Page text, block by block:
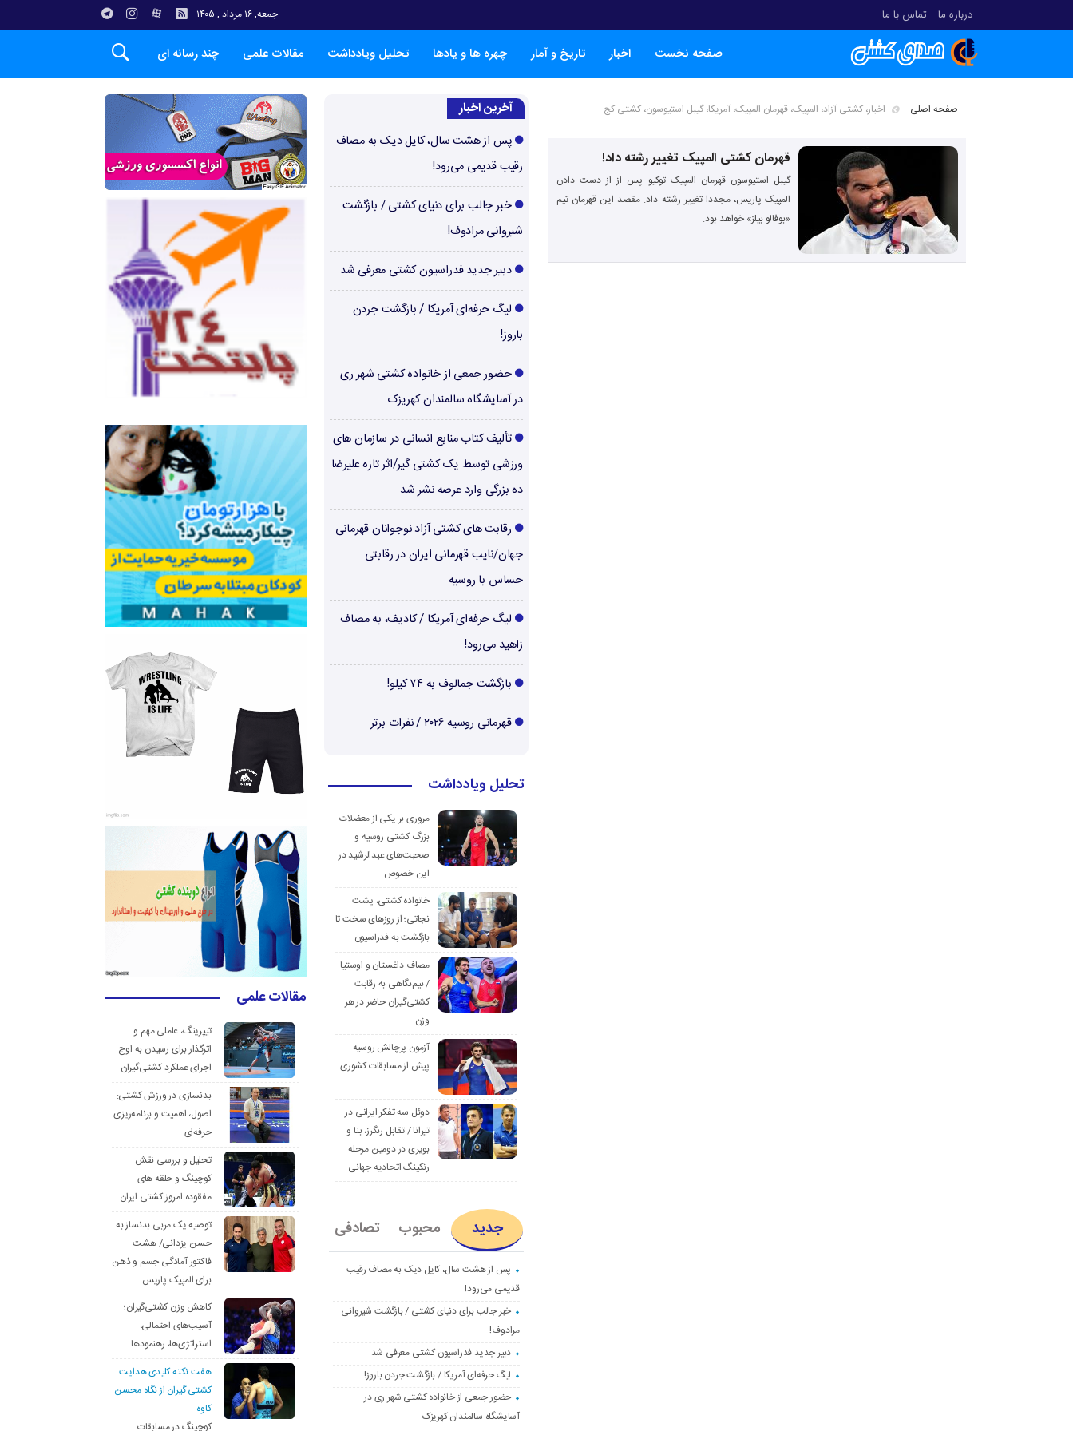
درباره ما تماس با ما جمعه, ۱۶ مرداد , ۱۴۰۵
صفحه نخست اخبار تاریخ و آمار چهره ها و یادها تحلیل ویادداشت مقالات علمی چند رسانه ای
صفحه اصلی اخبار، کشتی آزاد، المپیک، قهرمان المپیک، آمریکا، گیبل استیوسون، کشتی کج
قهرمان کشتی المپیک تغییر رشته داد!
گیبل استیوسون قهرمان المپیک توکیو پس از از دست دادن
المپیک پاریس، مجددا تغییر رشته داد. مقصد این قهرمان تیم
«بوفالو بیلز» خواهد بود.
آخرین اخبار
پس از هشت سال، کایل دیک به مصاف
رقیب قدیمی می‌رود!
خبر جالب برای دنیای کشتی / بازگشت
شیروانی مرادوف!
دبیر جدید فدراسیون کشتی معرفی شد
لیگ حرفه‌ای آمریکا / بازگشت جردن
باروز!
حضور جمعی از خانواده کشتی شهر ری
در آسایشگاه سالمندان کهریزک
تألیف کتاب منابع انسانی در سازمان های
ورزشی توسط یک کشتی گیر/اثر تازه علیرضا
ده بزرگی وارد عرصه نشر شد
رقابت های کشتی آزاد نوجوانان قهرمانی
جهان/نایب قهرمانی ایران در رقابتی
حساس با روسیه
لیگ حرفه‌ای آمریکا / کادیف، به مصاف
زاهید می‌رود!
بازگشت جمالوف به ۷۴ کیلو!
قهرمانی روسیه ۲۰۲۶ / نفرات برتر
تحلیل ویادداشت
مروری بر یکی از معضلات
بزرگ کشتی روسیه و
صحبت‌های عبدالرشید در
این خصوص
خانواده کشتی، پشت
نجاتی؛ از روزهای سخت تا
بازگشت به فدراسیون
مصاف داغستان و اوستیا
/ نیم‌نگاهی به رقابت
کشتی‌گیران حاضر در هر
وزن
آزمون پرچالش روسیه
پیش از مسابقات کشوری
دوئل سه تفکر ایرانی در
تیرانا / تقابل رنگرز، بنا و
بویری در دومین مرحله
رنکینگ اتحادیه جهانی
جدید محبوب تصادفی
پس از هشت سال، کایل دیک به مصاف رقیب
قدیمی می‌رود!
خبر جالب برای دنیای کشتی / بازگشت شیروانی
مرادوف!
دبیر جدید فدراسیون کشتی معرفی شد
لیگ حرفه‌ای آمریکا / بازگشت جردن باروز!
حضور جمعی از خانواده کشتی شهر ری در
آسایشگاه سالمندان کهریزک
مقالات علمی
تیپرینگ، عاملی مهم و
اثرگذار برای رسیدن به اوج
اجرای عملکرد کشتی‌گیران
بدنسازی در ورزش کشتی:
اصول، اهمیت و برنامه‌ریزی
حرفه‌ای
تحلیل و بررسی نقش
کوچینگ و حلقه های
مفقوده امروز کشتی ایران
توصیه یک مربی بدنساز به
حسن یزدانی/ هشت
فاکتور آمادگی جسم و ذهن
برای المپیک پاریس
کاهش وزن کشتی‌گیران؛
آسیب‌های احتمالی،
استراتژی‌ها، رهنمودها
هفت نکته کلیدی هدایت
کشتی گیران از نگاه محسن
کاوه
کوچینگ در مسابقات